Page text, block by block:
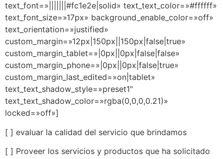
text_font=»|||||||#fc1e2e|solid» text_text_color=»#ffffff»
text_font_size=»17px» background_enable_color=»off»
text_orientation=»justified»
custom_margin=»12px|150px||150px|false|true»
custom_margin_tablet=»|0px||0px|false|false»
custom_margin_phone=»|0px||0px|false|true»
custom_margin_last_edited=»on|tablet»
text_text_shadow_style=»preset1″
text_text_shadow_color=»rgba(0,0,0,0.21)»
locked=»off»]
[ ] evaluar la calidad del servicio que brindamos
[ ] Proveer los servicios y productos que ha solicitado